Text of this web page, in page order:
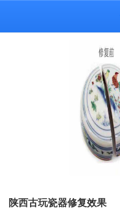
陕西古玩瓷器修复效果